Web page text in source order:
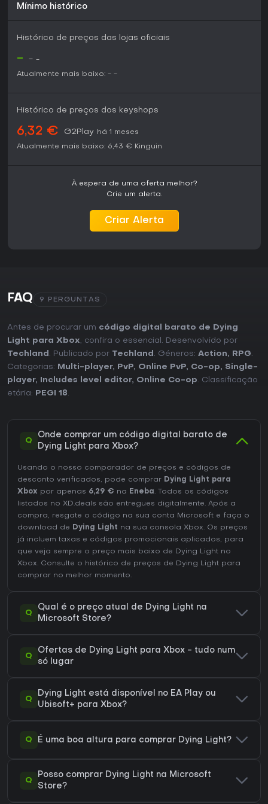
Mínimo histórico
Histórico de preços das lojas oficiais
- - -
Atualmente mais baixo: - -
Histórico de preços dos keyshops
6,32 € G2Play há 1 meses
Atualmente mais baixo: 6,43 € Kinguin
À espera de uma oferta melhor?
Crie um alerta.
Criar Alerta
FAQ 9 PERGUNTAS
Antes de procurar um código digital barato de Dying
Light para Xbox, confira o essencial. Desenvolvido por
Techland . Publicado por Techland . Géneros: Action, RPG.
Categorias:
Multi-player, PvP, Online PvP, Co-op, Single-
player, Includes level editor, Online Co-op. Classificação
etária:
PEGI 18.
Q
Onde comprar um código digital barato de
Dying Light para Xbox?
Usando o nosso comparador de preços e códigos de
desconto verificados, pode comprar Dying Light para
Xbox por apenas 6,29 € na Eneba. Todos os códigos
listados no XD.deals são entregues digitalmente. Após a
compra, resgate o código na sua conta Microsoft e faça o
download de Dying Light na sua consola Xbox. Os preços
já incluem taxas e códigos promocionais aplicados, para
que veja sempre o preço mais baixo de Dying Light no
Xbox. Consulte o histórico de preços de Dying Light para
comprar no melhor momento.
Q
Qual é o preço atual de Dying Light na
Microsoft Store?
Q
Ofertas de Dying Light para Xbox - tudo num
só lugar
Q
Dying Light está disponível no EA Play ou
Ubisoft+ para Xbox?
Q É uma boa altura para comprar Dying Light?
Q
Posso comprar Dying Light na Microsoft
Store?